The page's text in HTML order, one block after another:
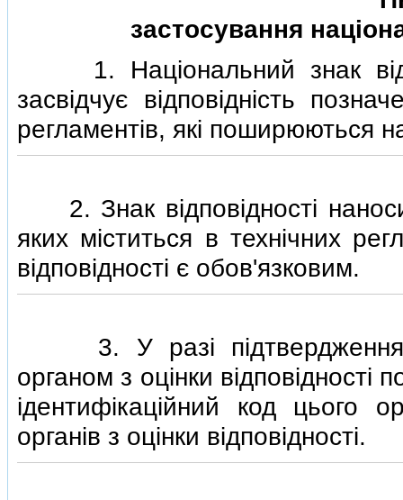
застосування
1. Нацiональний знак
засвiдчує вiдповiднiсть
регламентiв, якi поширюються
2. Знак вiдповiдностi
яких мiститься в технiчних
вiдповiдностi є обов'язковим.
3. У разi пiдтвердження
органом з оцiнки вiдповiдностi
iдентифiкацiйний код цього
органiв з оцiнки вiдповiдностi.